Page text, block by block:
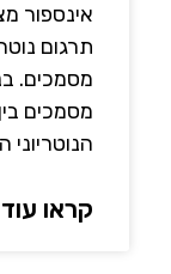
אינספור
תרגום
מסמכים.
מסמכים
קראו